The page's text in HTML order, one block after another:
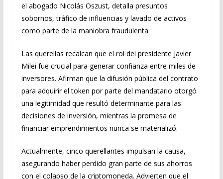
el abogado Nicolás Oszust, detalla presuntos
sobornos, tráfico de influencias y lavado de activos
como parte de la maniobra fraudulenta.
Las querellas recalcan que el rol del presidente Javier
Milei fue crucial para generar confianza entre miles de
inversores. Afirman que la difusión pública del contrato
para adquirir el token por parte del mandatario otorgó
una legitimidad que resultó determinante para las
decisiones de inversión, mientras la promesa de
financiar emprendimientos nunca se materializó.
Actualmente, cinco querellantes impulsan la causa,
asegurando haber perdido gran parte de sus ahorros
con el colapso de la criptomoneda. Advierten que el